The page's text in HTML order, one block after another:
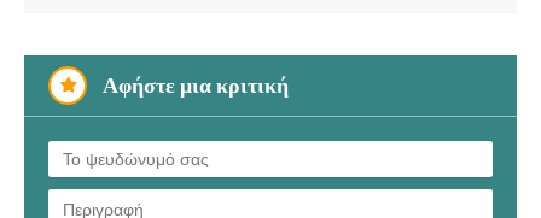
Αφήστε μια κριτική